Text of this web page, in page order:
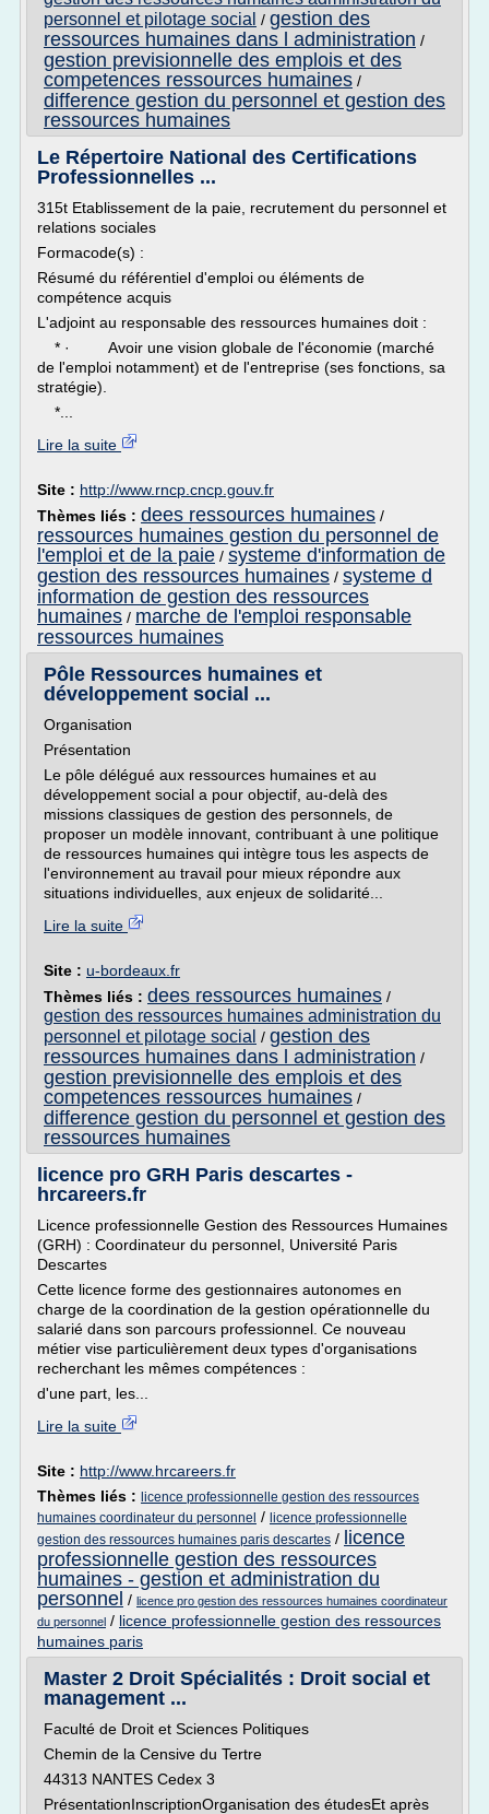
personnel et pilotage social / gestion des
ressources humaines dans l administration /
gestion previsionnelle des emplois et des
competences ressources humaines /
difference gestion du personnel et gestion des
ressources humaines
Le Répertoire National des Certifications
Professionnelles ...
315t Etablissement de la paie, recrutement du personnel et
relations sociales
Formacode(s) :
Résumé du référentiel d'emploi ou éléments de
compétence acquis
L'adjoint au responsable des ressources humaines doit :
* · Avoir une vision globale de l'économie (marché
de l'emploi notamment) et de l'entreprise (ses fonctions, sa
stratégie).
*...
Lire la suite
Site : http://www.rncp.cncp.gouv.fr
Thèmes liés : dees ressources humaines /
ressources humaines gestion du personnel de
l'emploi et de la paie / systeme d'information de
gestion des ressources humaines / systeme d
information de gestion des ressources
humaines / marche de l'emploi responsable
ressources humaines
Pôle Ressources humaines et
développement social ...
Organisation
Présentation
Le pôle délégué aux ressources humaines et au
développement social a pour objectif, au-delà des
missions classiques de gestion des personnels, de
proposer un modèle innovant, contribuant à une politique
de ressources humaines qui intègre tous les aspects de
l'environnement au travail pour mieux répondre aux
situations individuelles, aux enjeux de solidarité...
Lire la suite
Site : u-bordeaux.fr
Thèmes liés : dees ressources humaines /
gestion des ressources humaines administration du
personnel et pilotage social / gestion des
ressources humaines dans l administration /
gestion previsionnelle des emplois et des
competences ressources humaines /
difference gestion du personnel et gestion des
ressources humaines
licence pro GRH Paris descartes -
hrcareers.fr
Licence professionnelle Gestion des Ressources Humaines
(GRH) : Coordinateur du personnel, Université Paris
Descartes
Cette licence forme des gestionnaires autonomes en
charge de la coordination de la gestion opérationnelle du
salarié dans son parcours professionnel. Ce nouveau
métier vise particulièrement deux types d'organisations
recherchant les mêmes compétences :
d'une part, les...
Lire la suite
Site : http://www.hrcareers.fr
Thèmes liés : licence professionnelle gestion des ressources
humaines coordinateur du personnel / licence professionnelle
gestion des ressources humaines paris descartes / licence
professionnelle gestion des ressources
humaines - gestion et administration du
personnel / licence pro gestion des ressources humaines coordinateur
du personnel / licence professionnelle gestion des ressources
humaines paris
Master 2 Droit Spécialités : Droit social et
management ...
Faculté de Droit et Sciences Politiques
Chemin de la Censive du Tertre
44313 NANTES Cedex 3
PrésentationInscriptionOrganisation des étudesEt après